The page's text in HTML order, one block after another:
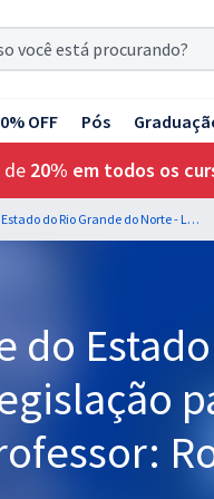
OFF Pós
de 20% em todos os
UERN - Universidade do Estado do Rio Grande do Norte - Legislação para Todos os Cargos - Professor: Rodrigo Cardoso
do